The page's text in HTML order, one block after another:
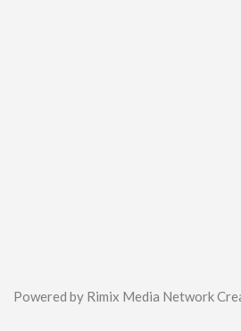
Powered by Rimix Media Network